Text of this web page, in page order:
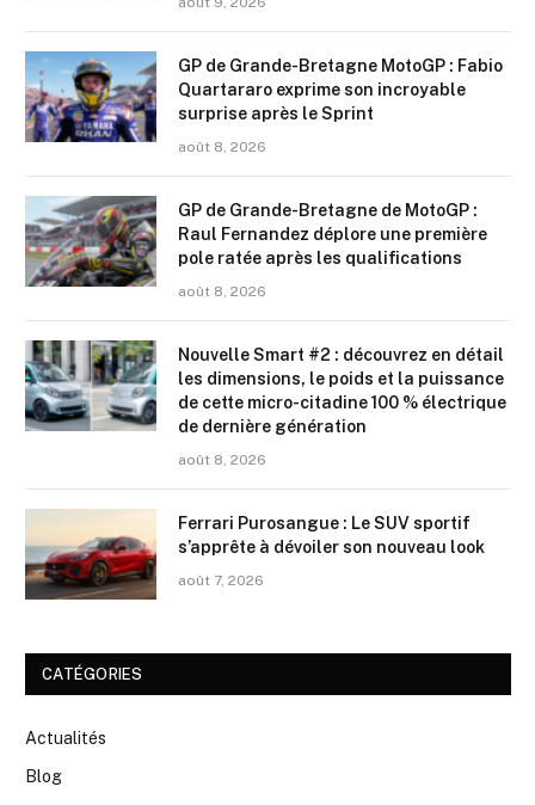
GP de Grande-Bretagne MotoGP : Fabio
Quartararo exprime son incroyable
surprise après le Sprint
août 8, 2026
GP de Grande-Bretagne de MotoGP :
Raul Fernandez déplore une première
pole ratée après les qualifications
août 8, 2026
Nouvelle Smart #2 : découvrez en détail
les dimensions, le poids et la puissance
de cette micro-citadine 100 % électrique
de dernière génération
août 8, 2026
Ferrari Purosangue : Le SUV sportif
s’apprête à dévoiler son nouveau look
août 7, 2026
CATÉGORIES
Actualités
Blog